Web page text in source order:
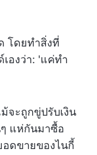
โดยทำสิ่งที่
องว่า: 'แค่ทำ
จะถูกขู่ปรับเงิน
แห่กันมาซื้อ
อดขายของไนกี้